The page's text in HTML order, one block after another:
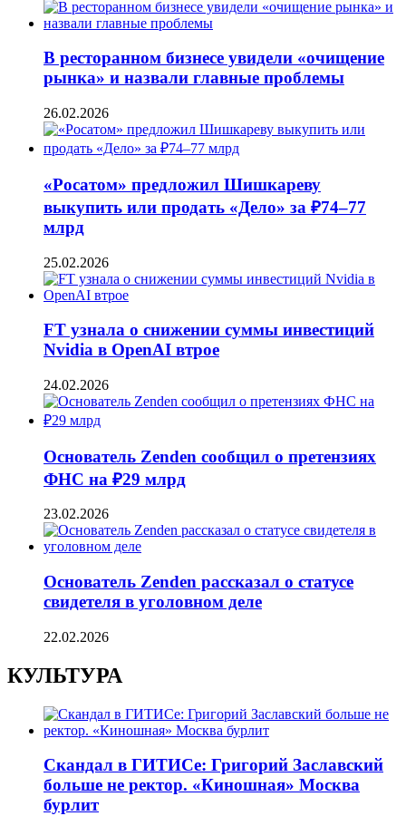
В ресторанном бизнесе увидели «очищение
рынка» и назвали главные проблемы
26.02.2026
«Росатом» предложил Шишкареву
выкупить или продать «Дело» за ₽74–77
млрд
25.02.2026
FT узнала о снижении суммы инвестиций
Nvidia в OpenAI втрое
24.02.2026
Основатель Zenden сообщил о претензиях
ФНС на ₽29 млрд
23.02.2026
Основатель Zenden рассказал о статусе
свидетеля в уголовном деле
22.02.2026
КУЛЬТУРА
Скандал в ГИТИСе: Григорий Заславский
больше не ректор. «Киношная» Москва
бурлит